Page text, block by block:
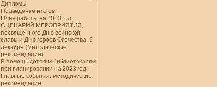
Дипломы
Подведение итогов
План работы на 2023 год
СЦЕНАРИЙ МЕРОПРИЯТИЯ,
посвященного Дню воинской
славы и Дню героев Отечества, 9
декабря (Методические
рекомендации)
В помощь детским библиотекарям
при планировании на 2023 год.
Главные события. методические
рекомендации